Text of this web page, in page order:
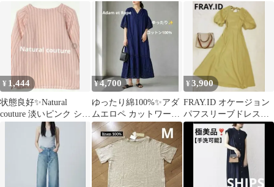
ム オールインワン
ブルー系 M
ー 黒 オーバーサイズ
トソー レディース
¥ 1,444
状態良好✨Natural
couture 淡いピンク シア
ー パフスリーブ
¥4,700
ゆったり綿100%✨️アダ
ムエロペ カットワーク
刺繍ワンピース体型カ
バー
¥3,900
FRAY.ID オケージョン
パフスリーブドレス
ワンピース バックオ
ープン